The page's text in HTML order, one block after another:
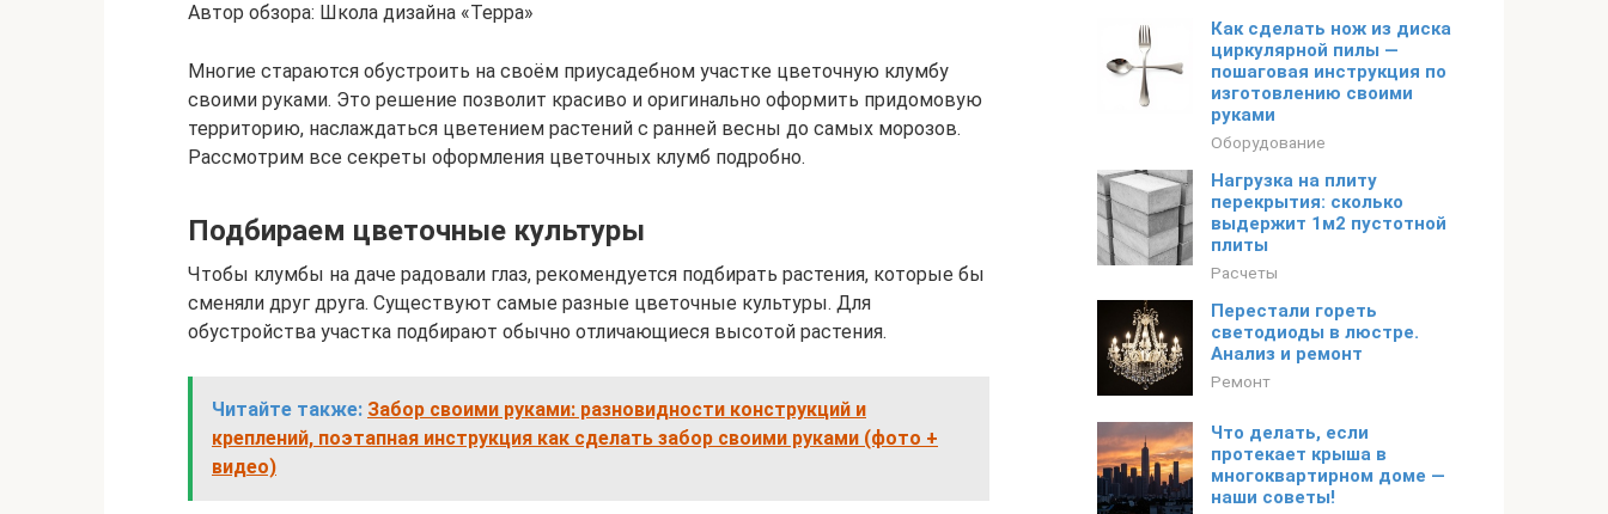
Автор обзора: Школа дизайна «Терра»
Многие стараются обустроить на своём приусадебном участке цветочную клумбу
своими руками. Это решение позволит красиво и оригинально оформить придомовую
территорию, наслаждаться цветением растений с ранней весны до самых морозов.
Рассмотрим все секреты оформления цветочных клумб подробно.
Подбираем цветочные культуры
Чтобы клумбы на даче радовали глаз, рекомендуется подбирать растения, которые бы
сменяли друг друга. Существуют самые разные цветочные культуры. Для
обустройства участка подбирают обычно отличающиеся высотой растения.
Читайте также: Забор своими руками: разновидности конструкций и
креплений, поэтапная инструкция как сделать забор своими руками (фото +
видео)
Как сделать нож из диска
циркулярной пилы —
пошаговая инструкция по
изготовлению своими
руками
Оборудование
Нагрузка на плиту
перекрытия: сколько
выдержит 1м2 пустотной
плиты
Расчеты
Перестали гореть
светодиоды в люстре.
Анализ и ремонт
Ремонт
Что делать, если
протекает крыша в
многоквартирном доме —
наши советы!